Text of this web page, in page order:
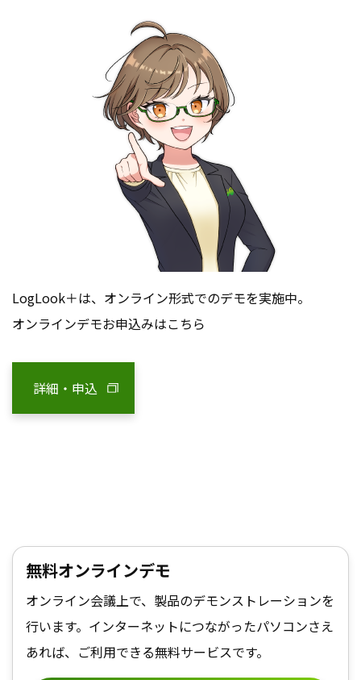
LogLook＋は、オンライン形式でのデモを実施中。
オンラインデモお申込みはこちら
詳細・申込
無料オンラインデモ
オンライン会議上で、製品のデモンストレーションを
行います。インターネットにつながったパソコンさえ
あれば、ご利用できる無料サービスです。